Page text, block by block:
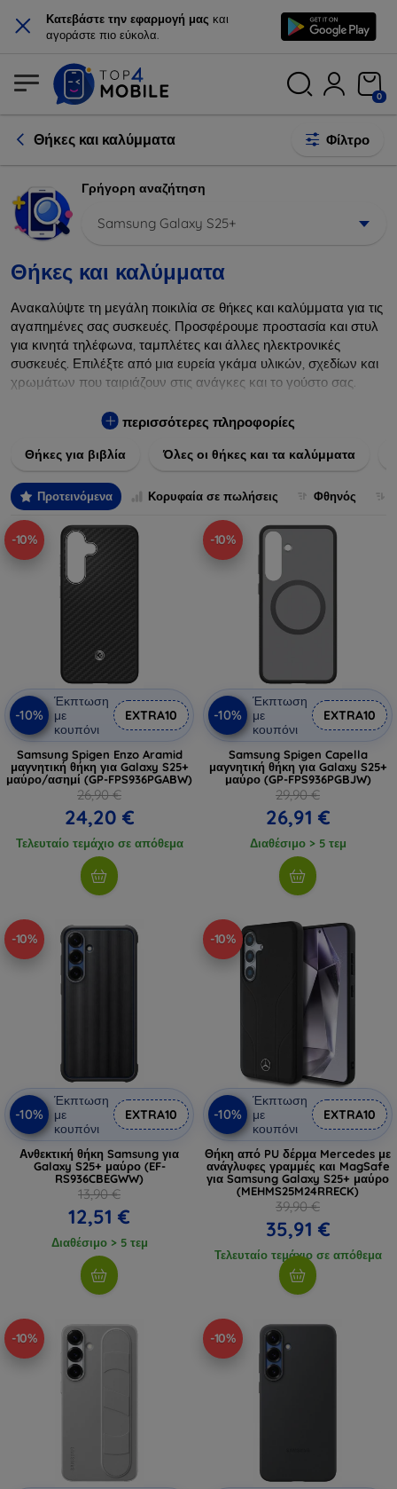
× Κατεβάστε την εφαρμογή μας και
αγοράστε πιο εύκολα.
0
Θήκες και καλύμματα Φίλτρο
Γρήγορη αναζήτηση
Samsung Galaxy S25+
Θήκες και καλύμματα
Ανακαλύψτε τη μεγάλη ποικιλία σε θήκες και καλύμματα για τις
αγαπημένες σας συσκευές. Προσφέρουμε προστασία και στυλ
για κινητά τηλέφωνα, ταμπλέτες και άλλες ηλεκτρονικές
συσκευές. Επιλέξτε από μια ευρεία γκάμα υλικών, σχεδίων και
χρωμάτων που ταιριάζουν στις ανάγκες και το γούστο σας.
πτώσεις και άλλες φθορές, ενώ παράλληλα δίνετε ένα
και τη διάρκεια ζωής των συσκευών σας με τις κορυφαίες
περισσότερες πληροφορίες
Θήκες για βιβλία Όλες οι θήκες και τα καλύμματα
Προτεινόμενα Κορυφαία σε πωλήσεις Φθηνός
-10%
-10%
Έκπτωση
με
κουπόνι
EXTRA10
Samsung Spigen Enzo Aramid
μαγνητική θήκη για Galaxy S25+
μαύρο/ασημί (GP-FPS936PGABW)
26,90 €
24,20 €
Τελευταίο τεμάχιο σε απόθεμα
-10%
-10%
Έκπτωση
με
κουπόνι
EXTRA10
Samsung Spigen Capella
μαγνητική θήκη για Galaxy S25+
μαύρο (GP-FPS936PGBJW)
29,90 €
26,91 €
Διαθέσιμο > 5 τεμ
-10%
-10%
Έκπτωση
με
κουπόνι
EXTRA10
Ανθεκτική θήκη Samsung για
Galaxy S25+ μαύρο (EF-
RS936CBEGWW)
13,90 €
12,51 €
Διαθέσιμο > 5 τεμ
-10%
-10%
Έκπτωση
με
κουπόνι
EXTRA10
Θήκη από PU δέρμα Mercedes με
ανάγλυφες γραμμές και MagSafe
για Samsung Galaxy S25+ μαύρο
(MEHMS25M24RRECK)
39,90 €
35,91 €
Τελευταίο τεμάχιο σε απόθεμα
-10% -10%